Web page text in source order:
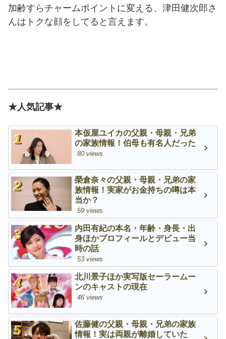
加齢すらチャームポイントに変える、津田健次郎さ
んはトクな顔をしてると言えます。
★人気記事★
本仮屋ユイカの父親・母親・兄弟
の家族情報！伯母も有名人だった
80 views
榮倉奈々の父親・母親・兄弟の家
族情報！実家がお金持ちの噂は本
当か？
59 views
内田有紀の本名・年齢・身長・出
身ほかプロフィールとデビュー当
時の話
53 views
北川景子ほか実写版セーラームー
ンのキャストの現在
46 views
佐藤健の父親・母親・兄弟の家族
情報！実は両親が離婚していた